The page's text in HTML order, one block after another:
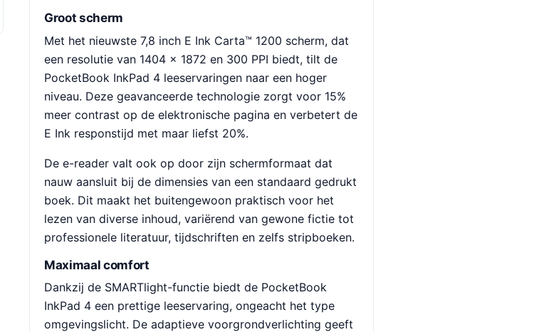
Groot scherm
Met het nieuwste 7,8 inch E Ink Carta™ 1200 scherm, dat
een resolutie van 1404 × 1872 en 300 PPI biedt, tilt de
PocketBook InkPad 4 leeservaringen naar een hoger
niveau. Deze geavanceerde technologie zorgt voor 15%
meer contrast op de elektronische pagina en verbetert de
E Ink responstijd met maar liefst 20%.
De e-reader valt ook op door zijn schermformaat dat
nauw aansluit bij de dimensies van een standaard gedrukt
boek. Dit maakt het buitengewoon praktisch voor het
lezen van diverse inhoud, variërend van gewone fictie tot
professionele literatuur, tijdschriften en zelfs stripboeken.
Maximaal comfort
Dankzij de SMARTlight-functie biedt de PocketBook
InkPad 4 een prettige leeservaring, ongeacht het type
omgevingslicht. De adaptieve voorgrondverlichting geeft